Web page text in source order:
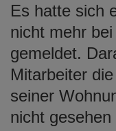
Es hatte sich
nicht mehr
gemeldet.
Mitarbeiter
seiner
nicht